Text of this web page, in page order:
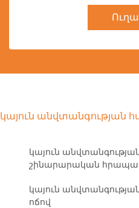
կայուն անվտանգության
կայուն
շինարարական
կայուն
ոճով